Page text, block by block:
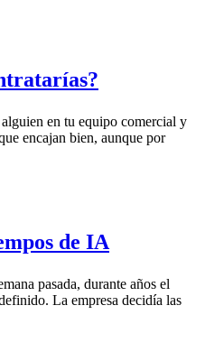
en tu equipo comercial y
encajan bien, aunque por
de IA
pasada, durante años el
La empresa decidía las